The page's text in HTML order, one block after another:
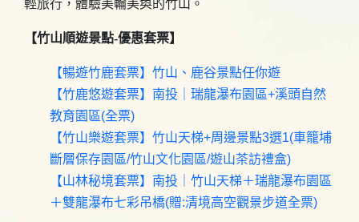
輕旅行，體驗美輪美奐的竹山。
【竹山順遊景點-優惠套票】
【暢遊竹鹿套票】竹山、鹿谷景點任你遊
【竹鹿悠遊套票】南投｜瑞龍瀑布園區+溪頭自然
教育園區(全票)
【竹山樂遊套票】竹山天梯+周邊景點3選1(車籠埔
斷層保存園區/竹山文化園區/遊山茶訪禮盒)
【山林秘境套票】南投｜竹山天梯＋瑞龍瀑布園區
＋雙龍瀑布七彩吊橋(贈:清境高空觀景步道全票)